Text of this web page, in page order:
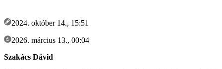
2024. október 14., 15:51
2026. március 13., 00:04
Szakács Dávid